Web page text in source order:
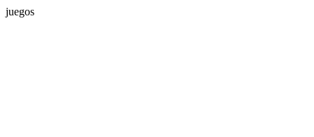
juegos